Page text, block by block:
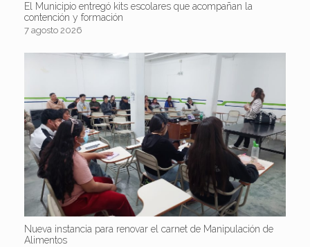
El Municipio entregó kits escolares que acompañan la
contención y formación
7 agosto 2026
Nueva instancia para renovar el carnet de Manipulación de
Alimentos